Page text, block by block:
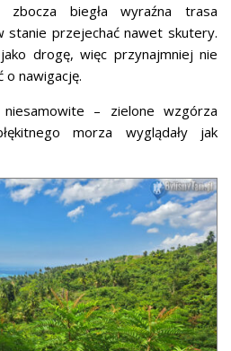
zbocza biegła wyraźna trasa
stanie przejechać nawet skutery.
drogę, więc przynajmniej nie
o nawigację.
– zielone wzgórza
morza wyglądały jak